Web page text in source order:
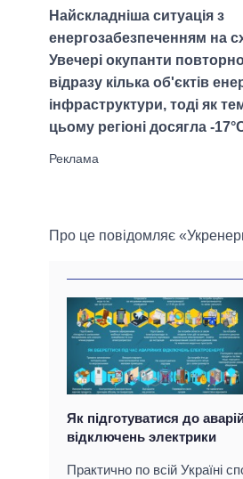
Найскладніша ситуація з
енергозабезпеченням на
Увечері окупанти
відразу кілька об'єктів
інфраструктури, тоді як
цьому регіоні досягла -
Про це повідомляє
Як підготуватися до
відключень электрики
Практично по всій Україні